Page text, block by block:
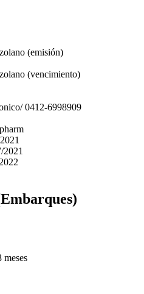
(emisión)
(vencimiento)
0412-6998909
2021
meses